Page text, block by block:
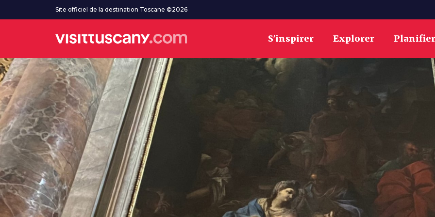
Aller au contenu principalSite officiel de la destination Toscane ©2026
S'inspirer Explorer Planifier